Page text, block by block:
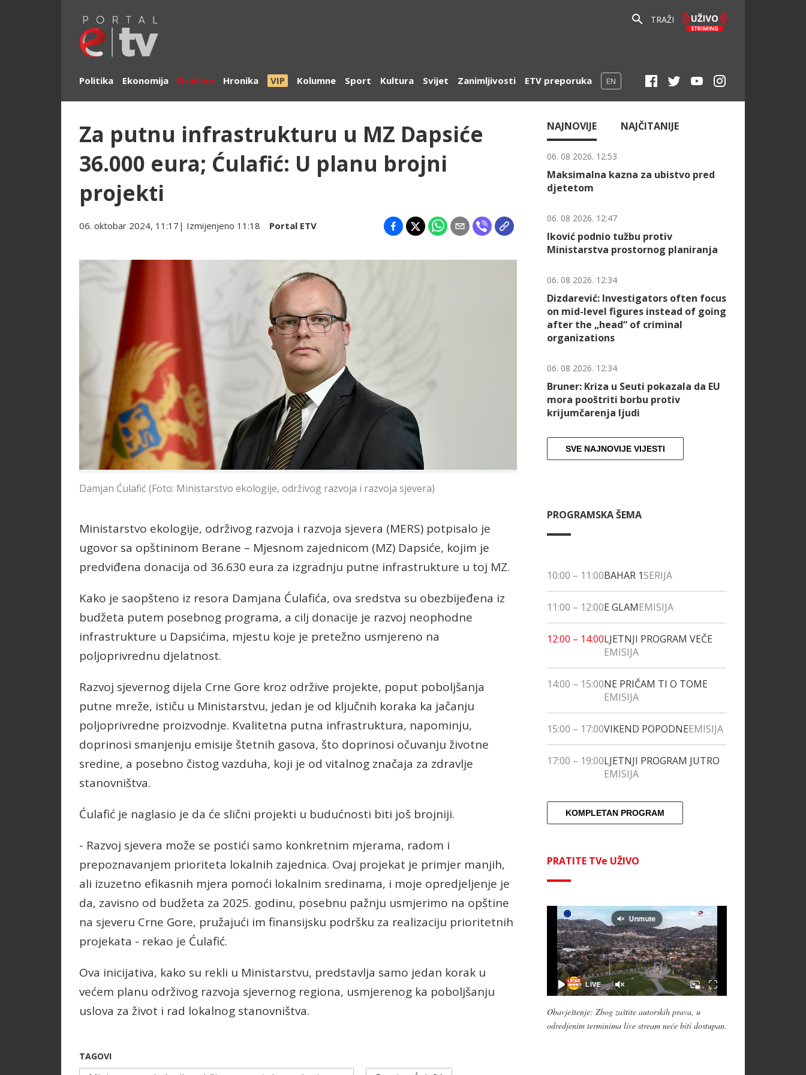
TRAŽI
Politika Ekonomija Društvo Hronika VIP Kolumne Sport Kultura Svijet Zanimljivosti ETV preporuka EN
Za putnu infrastrukturu u MZ Dapsiće
36.000 eura; Ćulafić: U planu brojni
projekti
06. oktobar 2024, 11:17 | Izmijenjeno 11:18 Portal ETV
Damjan Ćulafić (Foto: Ministarstvo ekologije, održivog razvoja i razvoja sjevera)
Ministarstvo ekologije, održivog razvoja i razvoja sjevera (MERS) potpisalo je
ugovor sa opštininom Berane – Mjesnom zajednicom (MZ) Dapsiće, kojim je
predviđena donacija od 36.630 eura za izgradnju putne infrastrukture u toj MZ.
Kako je saopšteno iz resora Damjana Ćulafića, ova sredstva su obezbijeđena iz
budžeta putem posebnog programa, a cilj donacije je razvoj neophodne
infrastrukture u Dapsićima, mjestu koje je pretežno usmjereno na
poljoprivrednu djelatnost.
Razvoj sjevernog dijela Crne Gore kroz održive projekte, poput poboljšanja
putne mreže, ističu u Ministarstvu, jedan je od ključnih koraka ka jačanju
poljoprivredne proizvodnje. Kvalitetna putna infrastruktura, napominju,
doprinosi smanjenju emisije štetnih gasova, što doprinosi očuvanju životne
sredine, a posebno čistog vazduha, koji je od vitalnog značaja za zdravlje
stanovništva.
Ćulafić je naglasio je da će slični projekti u budućnosti biti još brojniji.
- Razvoj sjevera može se postići samo konkretnim mjerama, radom i
prepoznavanjem prioriteta lokalnih zajednica. Ovaj projekat je primjer manjih,
ali izuzetno efikasnih mjera pomoći lokalnim sredinama, i moje opredjeljenje je
da, zavisno od budžeta za 2025. godinu, posebnu pažnju usmjerimo na opštine
na sjeveru Crne Gore, pružajući im finansijsku podršku za realizaciju prioritetnih
projekata - rekao je Ćulafić.
Ova inicijativa, kako su rekli u Ministarstvu, predstavlja samo jedan korak u
većem planu održivog razvoja sjevernog regiona, usmjerenog ka poboljšanju
uslova za život i rad lokalnog stanovništva.
TAGOVI
NAJNOVIJE NAJČITANIJE
06. 08 2026. 12:53
Maksimalna kazna za ubistvo pred
djetetom
06. 08 2026. 12:47
Iković podnio tužbu protiv
Ministarstva prostornog planiranja
06. 08 2026. 12:34
Dizdarević: Investigators often focus
on mid-level figures instead of going
after the „head“ of criminal
organizations
06. 08 2026. 12:34
Bruner: Kriza u Seuti pokazala da EU
mora pooštriti borbu protiv
krijumčarenja ljudi
SVE NAJNOVIJE VIJESTI
PROGRAMSKA ŠEMA
10:00 – 11:00BAHAR 1SERIJA
11:00 – 12:00E GLAMEMISIJA
12:00 – 14:00LJETNJI PROGRAM VEČE
EMISIJA
14:00 – 15:00NE PRIČAM TI O TOME
EMISIJA
15:00 – 17:00VIKEND POPODNEEMISIJA
17:00 – 19:00LJETNJI PROGRAM JUTRO
EMISIJA
KOMPLETAN PROGRAM
PRATITE TVe UŽIVO
Obavještenje: Zbog zaštite autorskih prava, u
odredjenim terminima live stream neće biti dostupan.